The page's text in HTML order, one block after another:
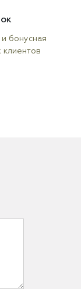
бонусная